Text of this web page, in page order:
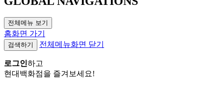
전체메뉴 보기
홈화면 가기
검색하기 전체메뉴화면 닫기
로그인하고
현대백화점을 즐겨보세요!